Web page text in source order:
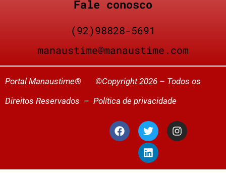
Fale conosco
(92)98828-5691
manaustime@manaustime.com
Portal Manaustime® ©Copyright 2026 – Todos os
Direitos Reservados – Política de privacidade